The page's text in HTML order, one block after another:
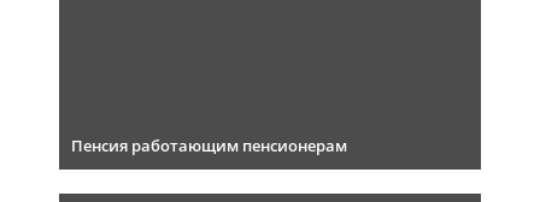
Пенсия работающим пенсионерам